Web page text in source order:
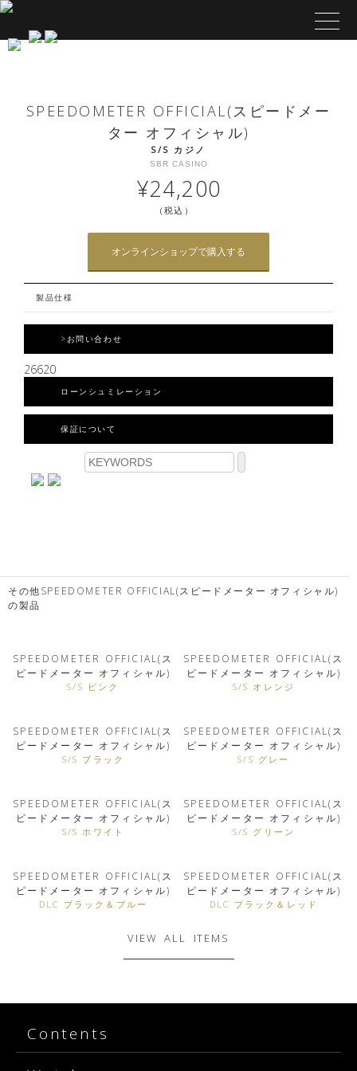
SPEEDOMETER OFFICIAL(スピードメー
ター オフィシャル)
S/S カジノ
SBR CASINO
¥24,200
（税込）
オンラインショップで購入する
製品仕様
>お問い合わせ
26620
ローンシュミレーション
保証について
その他SPEEDOMETER OFFICIAL(スピードメーター オフィシャル)
の製品
SPEEDOMETER OFFICIAL(ス
ピードメーター オフィシャル)
S/S ピンク
SPEEDOMETER OFFICIAL(ス
ピードメーター オフィシャル)
S/S オレンジ
SPEEDOMETER OFFICIAL(ス
ピードメーター オフィシャル)
S/S ブラック
SPEEDOMETER OFFICIAL(ス
ピードメーター オフィシャル)
S/S グレー
SPEEDOMETER OFFICIAL(ス
ピードメーター オフィシャル)
S/S ホワイト
SPEEDOMETER OFFICIAL(ス
ピードメーター オフィシャル)
S/S グリーン
SPEEDOMETER OFFICIAL(ス
ピードメーター オフィシャル)
DLC ブラック＆ブルー
SPEEDOMETER OFFICIAL(ス
ピードメーター オフィシャル)
DLC ブラック＆レッド
VIEW ALL ITEMS
Contents